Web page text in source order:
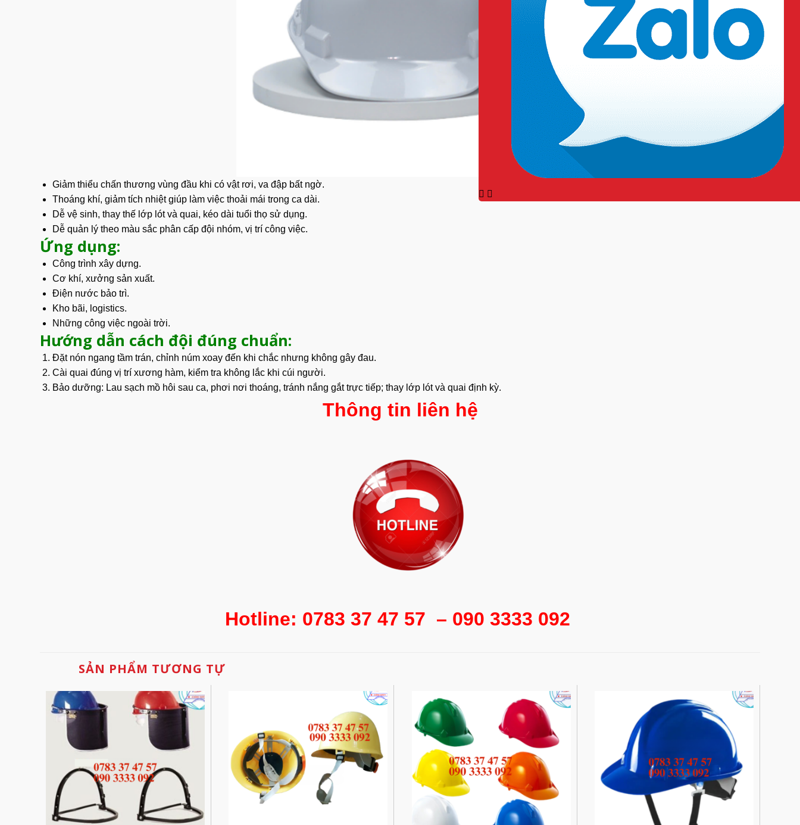
Giảm thiểu chấn thương vùng đầu khi có vật rơi, va đập bất ngờ.
Thoáng khí, giảm tích nhiệt giúp làm việc thoải mái trong ca dài.
Dễ vệ sinh, thay thế lớp lót và quai, kéo dài tuổi thọ sử dụng.
Dễ quản lý theo màu sắc phân cấp đội nhóm, vị trí công việc.
Ứng dụng:
Công trình xây dựng.
Cơ khí, xưởng sản xuất.
Điện nước bảo trì.
Kho bãi, logistics.
Những công việc ngoài trời.
Hướng dẫn cách đội đúng chuẩn:
Đặt nón ngang tầm trán, chỉnh núm xoay đến khi chắc nhưng không gây đau.
Cài quai đúng vị trí xương hàm, kiểm tra không lắc khi cúi người.
Bảo dưỡng: Lau sạch mồ hôi sau ca, phơi nơi thoáng, tránh nắng gắt trực tiếp; thay lớp lót và quai định kỳ.
Thông tin liên hệ
Hotline: 0783 37 47 57 – 090 3333 092
SẢN PHẨM TƯƠNG TỰ